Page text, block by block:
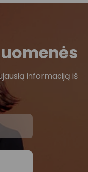
informaciją iš